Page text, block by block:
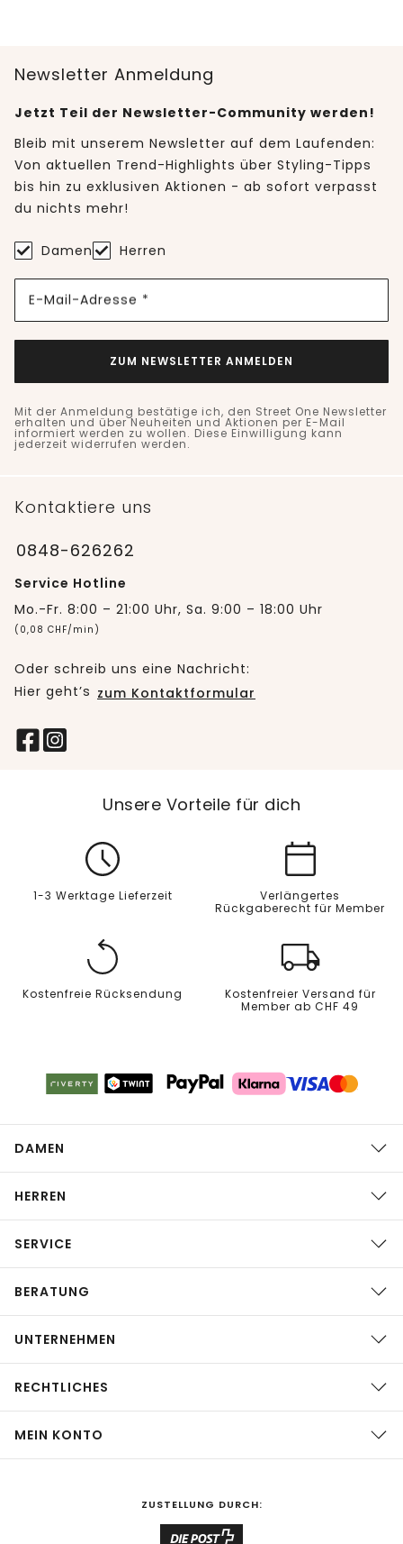
Newsletter Anmeldung
Jetzt Teil der Newsletter-Community werden!
Bleib mit unserem Newsletter auf dem Laufenden:
Von aktuellen Trend-Highlights über Styling-Tipps
bis hin zu exklusiven Aktionen - ab sofort verpasst
du nichts mehr!
Damen Herren
E-Mail-Adresse *
ZUM NEWSLETTER ANMELDEN
Mit der Anmeldung bestätige ich, den Street One Newsletter
erhalten und über Neuheiten und Aktionen per E-Mail
informiert werden zu wollen. Diese Einwilligung kann
jederzeit widerrufen werden.
Kontaktiere uns
0848-626262
Service Hotline
Mo.-Fr. 8:00 – 21:00 Uhr, Sa. 9:00 – 18:00 Uhr
(0,08 CHF/min)
Oder schreib uns eine Nachricht:
Hier geht’s zum Kontaktformular
Unsere Vorteile für dich
1-3 Werktage Lieferzeit
Verlängertes
Rückgaberecht für Member
Kostenfreie Rücksendung
Kostenfreier Versand für
Member ab CHF 49
DAMEN
HERREN
SERVICE
BERATUNG
UNTERNEHMEN
RECHTLICHES
MEIN KONTO
ZUSTELLUNG DURCH: